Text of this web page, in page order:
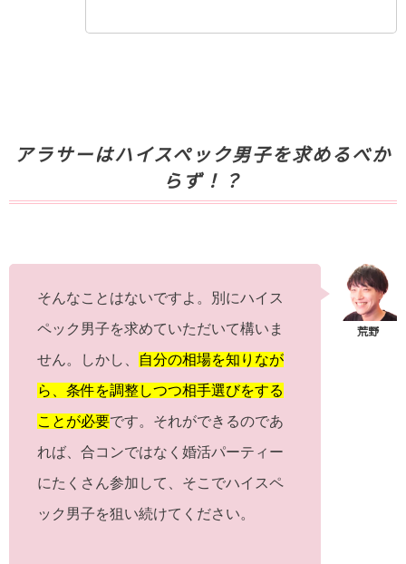
アラサーはハイスペック男子を求めるべか
らず！？
そんなことはないですよ。別にハイス
ペック男子を求めていただいて構いま
せん。しかし、
自分の相場を知りなが
ら、条件を調整しつつ相手選びをする
ことが必要です。それができるのであ
れば、合コンではなく婚活パーティー
にたくさん参加して、そこでハイスペ
ック男子を狙い続けてください。